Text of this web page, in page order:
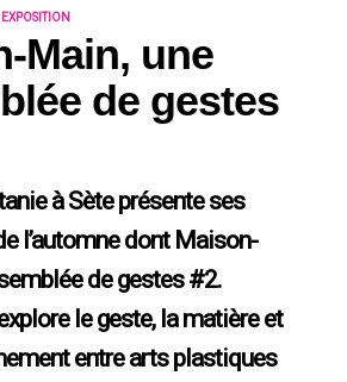
EXPOSITION
Main, une
de gestes
à Sète présente ses
l’automne dont Maison-
de gestes #2.
le geste, la matière et
entre arts plastiques